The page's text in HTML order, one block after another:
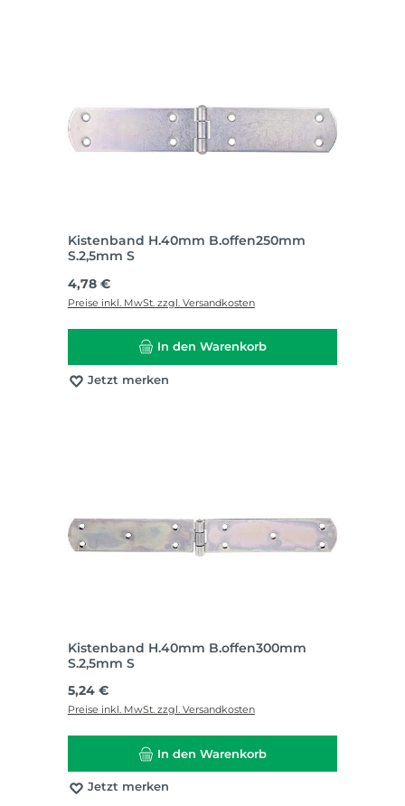
Kistenband H.40mm B.offen250mm
S.2,5mm S
Regulärer Preis:
4,78 €
Preise inkl. MwSt. zzgl. Versandkosten
In den Warenkorb
Jetzt merken
Kistenband H.40mm B.offen300mm
S.2,5mm S
Regulärer Preis:
5,24 €
Preise inkl. MwSt. zzgl. Versandkosten
In den Warenkorb
Jetzt merken